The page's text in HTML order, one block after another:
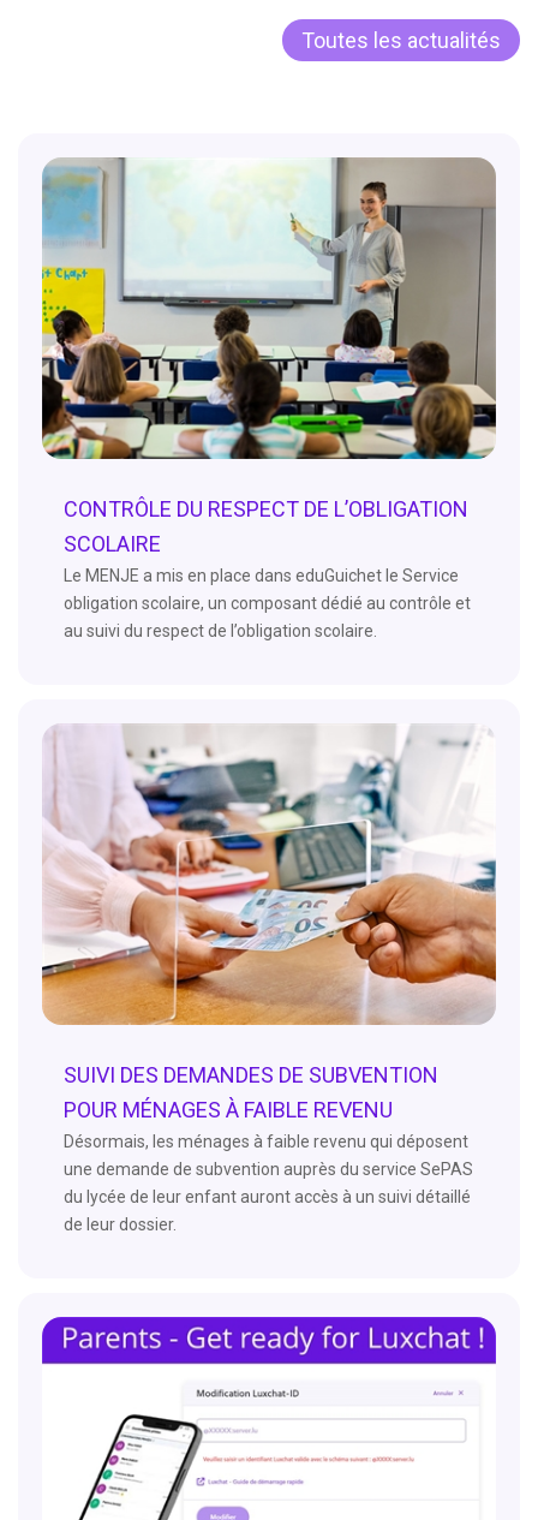
Toutes les actualités
CONTRÔLE DU RESPECT DE L’OBLIGATION
SCOLAIRE
Le MENJE a mis en place dans eduGuichet le Service
obligation scolaire, un composant dédié au contrôle et
au suivi du respect de l’obligation scolaire.
SUIVI DES DEMANDES DE SUBVENTION
POUR MÉNAGES À FAIBLE REVENU
Désormais, les ménages à faible revenu qui déposent
une demande de subvention auprès du service SePAS
du lycée de leur enfant auront accès à un suivi détaillé
de leur dossier.